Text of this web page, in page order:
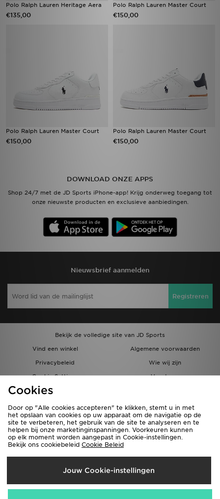
Polo Ralph Lauren Heritage Aera
€135,00
Polo Ralph Lauren Master Court
€150,00
Polo Ralph Lauren Master Court
€150,00
Polo Ralph Lauren Master Court
€150,00
DOWNLOAD ONZE APPS
Shop 24/7 met de JD Sports iPhone-app! Krijg onderweg toegang tot
onze nieuwste producten en exclusieve aanbiedingen.
Nieuwsbrief aanmelden
Registreren
Bekijk de volledige site van JD Sports
Vind een winkel
Algemene voorwaarden
Privacybeleid
Wie wij zijn
Cookie Settings
Vacatures
Bestellingen en Levering
Verzenden Naar
België
Cookies
Door op "Alle cookies accepteren" te klikken, stemt u in met
het opslaan van cookies op uw apparaat om de navigatie op de
site te verbeteren, het gebruik van de site te analyseren en te
helpen bij onze marketinginspanningen. Voorkeuren kunnen
op elk moment worden aangepast in Cookie-instellingen.
Bekijk ons cookiebeleid Cookie Beleid
Jouw Cookie-instellingen